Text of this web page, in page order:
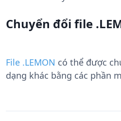
Chuyển đổi file
File .LEMON có thể được
dạng khác bằng các phần